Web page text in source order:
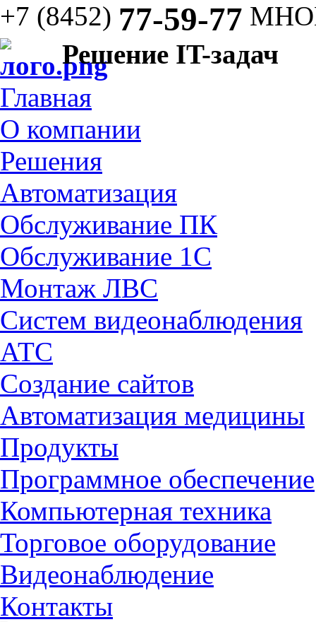
+7 (8452) 77-59-77
Решение IT-задач
Главная
О компании
Решения
Автоматизация
Обслуживание ПК
Обслуживание 1С
Монтаж ЛВС
Cистем видеонаблюдения
АТС
Создание сайтов
Автоматизация медицины
Продукты
Программное обеспечение
Компьютерная техника
Торговое оборудование
Видеонаблюдение
Контакты